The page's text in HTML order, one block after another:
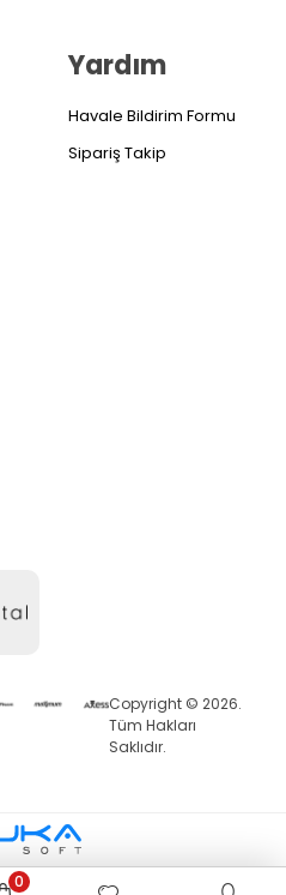
Yardım
Havale Bildirim Formu
Sipariş Takip
Copyright © 2026.
Tüm Hakları
Saklıdır.
0